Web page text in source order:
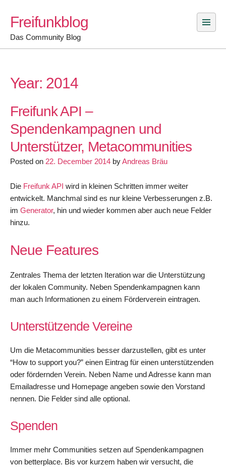
content
Freifunkblog
Das Community Blog
Year: 2014
Freifunk API –
Spendenkampagnen und
Unterstützer, Metacommunities
Posted on 22. December 2014 byAndreas Bräu
Die Freifunk API wird in kleinen Schritten immer weiter
entwickelt. Manchmal sind es nur kleine Verbesserungen z.B.
im Generator, hin und wieder kommen aber auch neue Felder
hinzu.
Neue Features
Zentrales Thema der letzten Iteration war die Unterstützung
der lokalen Community. Neben Spendenkampagnen kann
man auch Informationen zu einem Förderverein eintragen.
Unterstützende Vereine
Um die Metacommunities besser darzustellen, gibt es unter
“How to support you?” einen Eintrag für einen unterstützenden
oder fördernden Verein. Neben Name und Adresse kann man
Emailadresse und Homepage angeben sowie den Vorstand
nennen. Die Felder sind alle optional.
Spenden
Immer mehr Communities setzen auf Spendenkampagnen
von betterplace. Bis vor kurzem haben wir versucht, die